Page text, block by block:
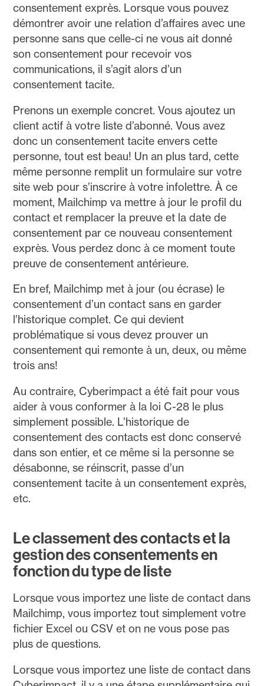
consentement exprès. Lorsque vous pouvez
démontrer avoir une relation d’affaires avec une
personne sans que celle-ci ne vous ait donné
son consentement pour recevoir vos
communications, il s’agit alors d’un
consentement tacite.
Prenons un exemple concret. Vous ajoutez un
client actif à votre liste d’abonné. Vous avez
donc un consentement tacite envers cette
personne, tout est beau! Un an plus tard, cette
même personne remplit un formulaire sur votre
site web pour s’inscrire à votre infolettre. À ce
moment, Mailchimp va mettre à jour le profil du
contact et remplacer la preuve et la date de
consentement par ce nouveau consentement
exprès. Vous perdez donc à ce moment toute
preuve de consentement antérieure.
En bref, Mailchimp met à jour (ou écrase) le
consentement d’un contact sans en garder
l’historique complet. Ce qui devient
problématique si vous devez prouver un
consentement qui remonte à un, deux, ou même
trois ans!
Au contraire, Cyberimpact a été fait pour vous
aider à vous conformer à la loi C-28 le plus
simplement possible. L’historique de
consentement des contacts est donc conservé
dans son entier, et ce même si la personne se
désabonne, se réinscrit, passe d’un
consentement tacite à un consentement exprès,
etc.
Le classement des contacts et la
gestion des consentements en
fonction du type de liste
Lorsque vous importez une liste de contact dans
Mailchimp, vous importez tout simplement votre
fichier Excel ou CSV et on ne vous pose pas
plus de questions.
Lorsque vous importez une liste de contact dans